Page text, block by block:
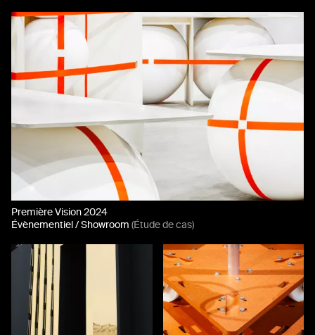
Première Vision 2024
Évènementiel / Showroom (Étude de cas)